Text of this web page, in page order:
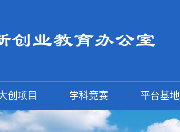
创项目 学科竞赛 平台基地